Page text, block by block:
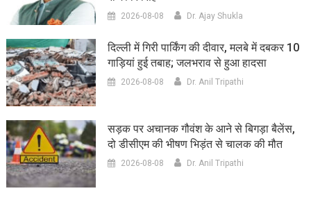
2026-08-08 Dr. Ajay Shukla
दिल्ली में गिरी पार्किंग की दीवार, मलबे में दबकर 10
गाड़ियां हुई तबाह; जलभराव से हुआ हादसा
2026-08-08 Dr. Anil Tripathi
सड़क पर अचानक गौवंश के आने से बिगड़ा बैलेंस,
दो डीसीएम की भीषण भिड़ंत से चालक की मौत
2026-08-08 Dr. Anil Tripathi